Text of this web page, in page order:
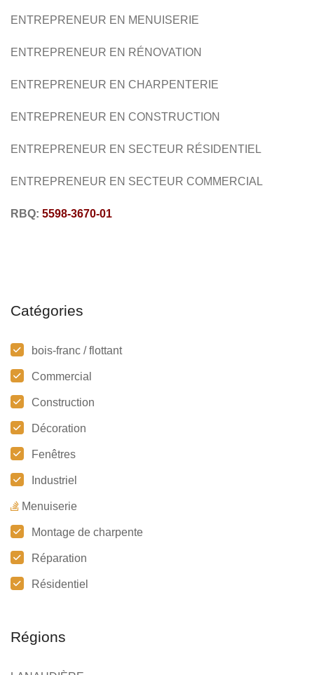
MENUISERIE RÉSIDENTIEL COMMERCIAL
ENTREPRENEUR EN MENUISERIE
ENTREPRENEUR EN RÉNOVATION
ENTREPRENEUR EN CHARPENTERIE
ENTREPRENEUR EN CONSTRUCTION
ENTREPRENEUR EN SECTEUR RÉSIDENTIEL
ENTREPRENEUR EN SECTEUR COMMERCIAL
RBQ: 5598-3670-01
Catégories
bois-franc / flottant
Commercial
Construction
Décoration
Fenêtres
Industriel
Menuiserie
Montage de charpente
Réparation
Résidentiel
Régions